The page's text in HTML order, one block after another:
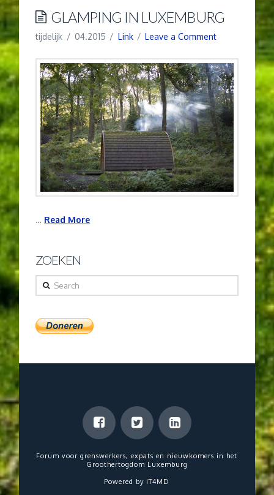
GLAMPING IN LUXEMBURG
tijdelijk 04.2015 Link Leave a Comment
… Read More
ZOEKEN
Search
Forum voor grenswerkers, expats en nieuwkomers in het
Groothertogdom Luxemburg
Powered by iT4MD